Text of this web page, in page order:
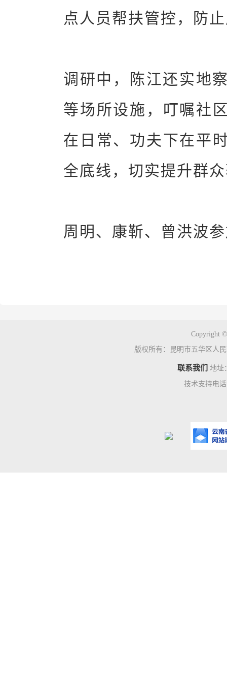
点人员帮扶管控，防
调研中，陈江还实地
等场所设施，叮嘱社
在日常、功夫下在平
全底线，切实提升群
周明、康靳、曾洪波
Copyright
版权所有：昆明市五华区人
联系我们 地址
技术支持电